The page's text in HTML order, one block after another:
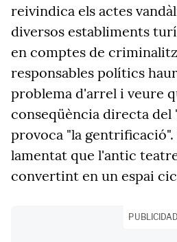
reivindica els actes
diversos establiments
en comptes de
responsables polítics
problema d'arrel i veure
conseqüència directa del
provoca "la gentrificació".
lamentat que l'antic
convertint en un espai
PUBLICIDAD